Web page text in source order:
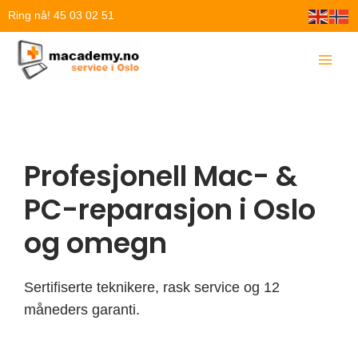
Hopp
innholdet
Ring nå! 45 03 02 51
Profesjonell Mac- &
PC-reparasjon i Oslo
og omegn
Sertifiserte teknikere, rask service og 12
måneders garanti.